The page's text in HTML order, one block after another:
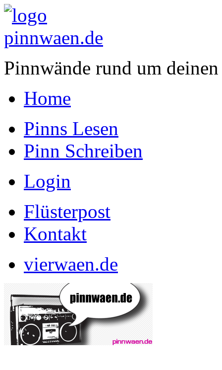
Pinnwände rund um
Home
Pinns Lesen
Pinn Schreiben
Login
Flüsterpost
Kontakt
vierwaen.de